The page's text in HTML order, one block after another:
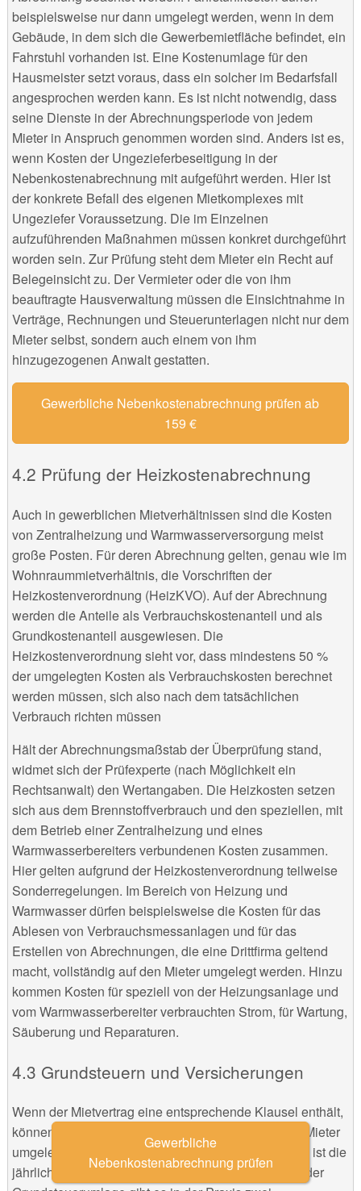
Gewerbliche
Nebenkostenabrechnung prüfen
beispielsweise nur dann umgelegt werden, wenn in dem
Gebäude, in dem sich die Gewerbemietfläche befindet, ein
Fahrstuhl vorhanden ist. Eine Kostenumlage für den
Hausmeister setzt voraus, dass ein solcher im Bedarfsfall
angesprochen werden kann. Es ist nicht notwendig, dass
seine Dienste in der Abrechnungsperiode von jedem
Mieter in Anspruch genommen worden sind. Anders ist es,
wenn Kosten der Ungezieferbeseitigung in der
Nebenkostenabrechnung mit aufgeführt werden. Hier ist
der konkrete Befall des eigenen Mietkomplexes mit
Ungeziefer Voraussetzung. Die im Einzelnen
aufzuführenden Maßnahmen müssen konkret durchgeführt
worden sein. Zur Prüfung steht dem Mieter ein Recht auf
Belegeinsicht zu. Der Vermieter oder die von ihm
beauftragte Hausverwaltung müssen die Einsichtnahme in
Verträge, Rechnungen und Steuerunterlagen nicht nur dem
Mieter selbst, sondern auch einem von ihm
hinzugezogenen Anwalt gestatten.
Gewerbliche Nebenkostenabrechnung prüfen ab
159 €
4.2 Prüfung der Heizkostenabrechnung
Auch in gewerblichen Mietverhältnissen sind die Kosten
von Zentralheizung und Warmwasserversorgung meist
große Posten. Für deren Abrechnung gelten, genau wie im
Wohnraummietverhältnis, die Vorschriften der
Heizkostenverordnung (HeizKVO). Auf der Abrechnung
werden die Anteile als Verbrauchskostenanteil und als
Grundkostenanteil ausgewiesen. Die
Heizkostenverordnung sieht vor, dass mindestens 50 %
der umgelegten Kosten als Verbrauchskosten berechnet
werden müssen, sich also nach dem tatsächlichen
Verbrauch richten müssen
Hält der Abrechnungsmaßstab der Überprüfung stand,
widmet sich der Prüfexperte (nach Möglichkeit ein
Rechtsanwalt) den Wertangaben. Die Heizkosten setzen
sich aus dem Brennstoffverbrauch und den speziellen, mit
dem Betrieb einer Zentralheizung und eines
Warmwasserbereiters verbundenen Kosten zusammen.
Hier gelten aufgrund der Heizkostenverordnung teilweise
Sonderregelungen. Im Bereich von Heizung und
Warmwasser dürfen beispielsweise die Kosten für das
Ablesen von Verbrauchsmessanlagen und für das
Erstellen von Abrechnungen, die eine Drittfirma geltend
macht, vollständig auf den Mieter umgelegt werden. Hinzu
kommen Kosten für speziell von der Heizungsanlage und
vom Warmwasserbereiter verbrauchten Strom, für Wartung,
Säuberung und Reparaturen.
4.3 Grundsteuern und Versicherungen
Wenn der Mietvertrag eine entsprechende Klausel enthält,
können öffentliche Lasten als Nebenkosten auf die Mieter
umgelegt werden. Die bekannteste „öffentliche Last“ ist die
jährlich fällige Grundsteuer. Im Zusammenhang mit der